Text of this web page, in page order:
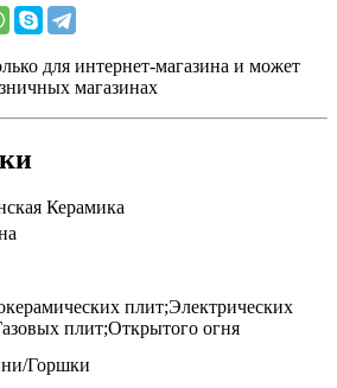
для интернет-магазина и может
магазинах
Керамика
плит;Электрических
плит;Открытого огня
Горшки